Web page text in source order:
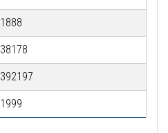
1888
38178
392197
1999